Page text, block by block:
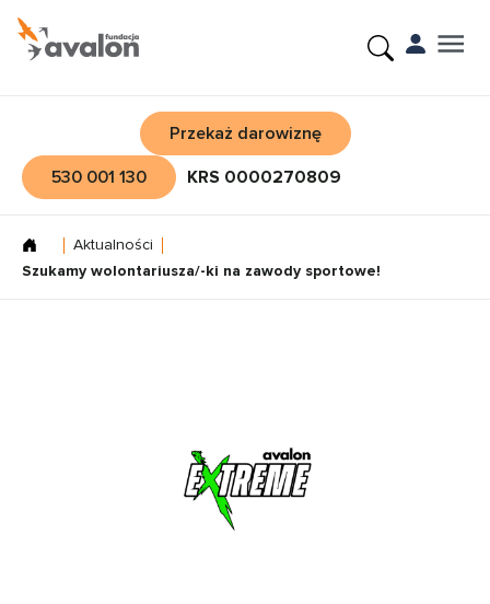
Przekaż darowiznę
530 001 130
KRS 0000270809
Aktualności
Szukamy wolontariusza/-ki na zawody sportowe!